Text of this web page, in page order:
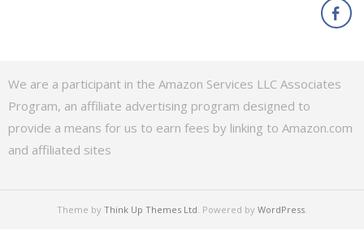
We are a participant in the Amazon Services LLC Associates
Program, an affiliate advertising program designed to
provide a means for us to earn fees by linking to Amazon.com
and affiliated sites
Theme by Think Up Themes Ltd . Powered by WordPress